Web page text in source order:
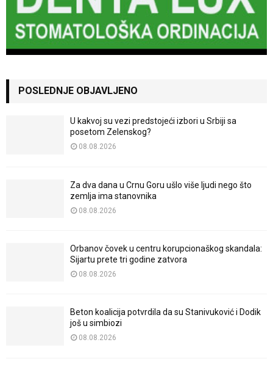
POSLEDNJE OBJAVLJENO
U kakvoj su vezi predstojeći izbori u Srbiji sa
posetom Zelenskog?
08.08.2026
Za dva dana u Crnu Goru ušlo više ljudi nego što
zemlja ima stanovnika
08.08.2026
Orbanov čovek u centru korupcionaškog skandala:
Sijartu prete tri godine zatvora
08.08.2026
Beton koalicija potvrdila da su Stanivuković i Dodik
još u simbiozi
08.08.2026